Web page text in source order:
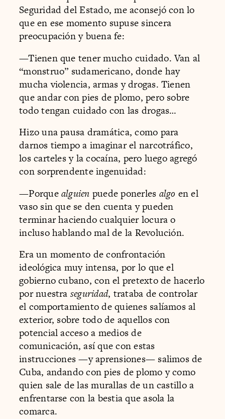
Seguridad del Estado, me aconsejó con lo
que en ese momento supuse sincera
preocupación y buena fe:
—Tienen que tener mucho cuidado. Van al
“monstruo” sudamericano, donde hay
mucha violencia, armas y drogas. Tienen
que andar con pies de plomo, pero sobre
todo tengan cuidado con las drogas…
Hizo una pausa dramática, como para
darnos tiempo a imaginar el narcotráfico,
los carteles y la cocaína, pero luego agregó
con sorprendente ingenuidad:
—Porquealguien puede ponerles algo en el
vaso sin que se den cuenta y pueden
terminar haciendo cualquier locura o
incluso hablando mal de la Revolución.
Era un momento de confrontación
ideológica muy intensa, por lo que el
gobierno cubano, con el pretexto de hacerlo
por nuestra seguridad, trataba de controlar
el comportamiento de quienes salíamos al
exterior, sobre todo de aquellos con
potencial acceso a medios de
comunicación, así que con estas
instrucciones —y aprensiones— salimos de
Cuba, andando con pies de plomo y como
quien sale de las murallas de un castillo a
enfrentarse con la bestia que asola la
comarca.